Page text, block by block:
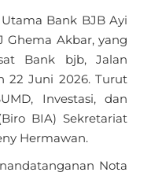
Bank BJB Ayi
Ghema Akbar, yang
Bank bjb, Jalan
22 Juni 2026. Turut
Investasi, dan
BIA) Sekretariat
Hermawan.
Nota